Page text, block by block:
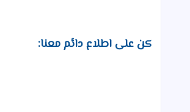
كن على اطلاع دائم معنا: